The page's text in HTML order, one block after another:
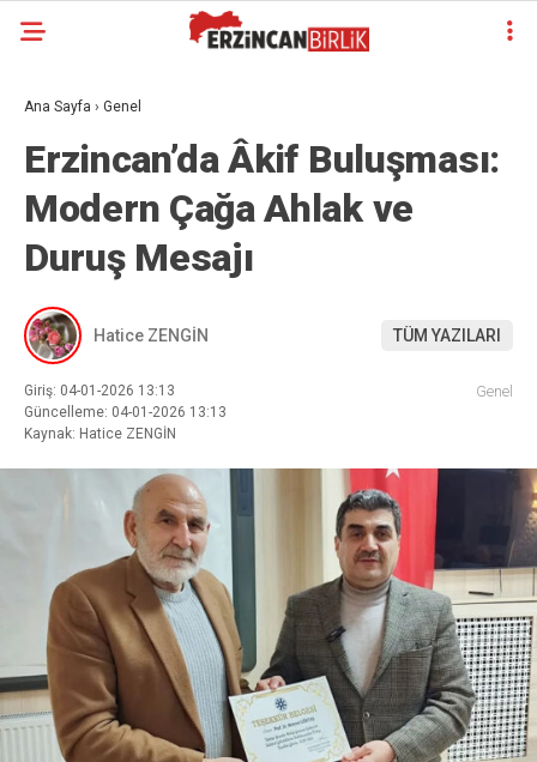
Ana Sayfa › Genel
Erzincan’da Âkif Buluşması:
Modern Çağa Ahlak ve
Duruş Mesajı
Hatice ZENGİN TÜM YAZILARI
Giriş: 04-01-2026 13:13
Güncelleme: 04-01-2026 13:13
Kaynak: Hatice ZENGİN
Genel